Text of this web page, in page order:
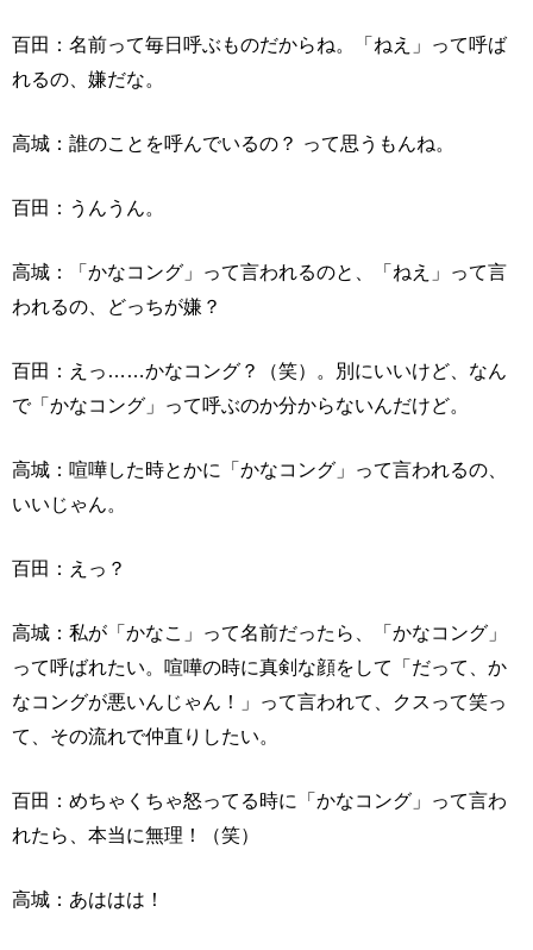
百田：名前って毎日呼ぶものだからね。「ねえ」って呼ば
れるの、嫌だな。
高城：誰のことを呼んでいるの？ って思うもんね。
百田：うんうん。
高城：「かなコング」って言われるのと、「ねえ」って言
われるの、どっちが嫌？
百田：えっ……かなコング？（笑）。別にいいけど、なん
で「かなコング」って呼ぶのか分からないんだけど。
高城：喧嘩した時とかに「かなコング」って言われるの、
いいじゃん。
百田：えっ？
高城：私が「かなこ」って名前だったら、「かなコング」
って呼ばれたい。喧嘩の時に真剣な顔をして「だって、か
なコングが悪いんじゃん！」って言われて、クスって笑っ
て、その流れで仲直りしたい。
百田：めちゃくちゃ怒ってる時に「かなコング」って言わ
れたら、本当に無理！（笑）
高城：あははは！